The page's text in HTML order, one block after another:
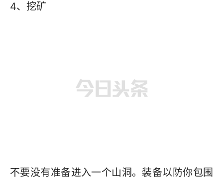
4、挖矿
不要没有准备进入一个山洞。装备以防你包围